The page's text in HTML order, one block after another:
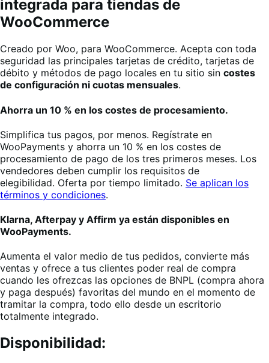
integrada para tiendas de
WooCommerce
Creado por Woo, para WooCommerce. Acepta con toda
seguridad las principales tarjetas de crédito, tarjetas de
débito y métodos de pago locales en tu sitio sin costes
de configuración ni cuotas mensuales.
Ahorra un 10 % en los costes de procesamiento.
Simplifica tus pagos, por menos. Regístrate en
WooPayments y ahorra un 10 % en los costes de
procesamiento de pago de los tres primeros meses. Los
vendedores deben cumplir los requisitos de
elegibilidad. Oferta por tiempo limitado. Se aplican los
términos y condiciones.
Klarna, Afterpay y Affirm ya están disponibles en
WooPayments.
Aumenta el valor medio de tus pedidos, convierte más
ventas y ofrece a tus clientes poder real de compra
cuando les ofrezcas las opciones de BNPL (compra ahora
y paga después) favoritas del mundo en el momento de
tramitar la compra, todo ello desde un escritorio
totalmente integrado.
Disponibilidad: